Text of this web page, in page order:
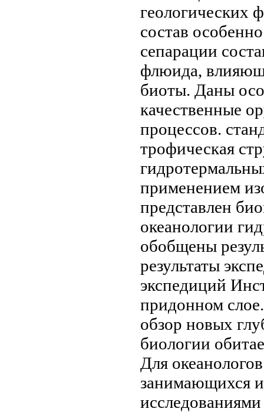
геологических
состав
сепарации
флюида,
биоты. Даны
качественные
процессов.
трофическая
применением
представлен
океанологии
обобщены
результаты
экспедиций
придонном
обзор новых
биологии
Для
занимающихся
исследованиями